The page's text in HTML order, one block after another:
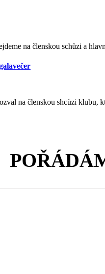
na členskou schůzi a
na členskou shcůzi klubu,